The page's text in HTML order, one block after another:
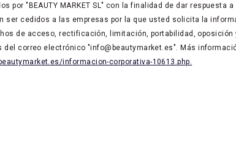
por "BEAUTY MARKET SL" con la finalidad de dar respuesta
ser cedidos a las empresas por la que usted solicita la
de acceso, rectificación, limitación, portabilidad, oposición
del correo electrónico "info@beautymarket.es". Más
informacion-corporativa-10613.php.